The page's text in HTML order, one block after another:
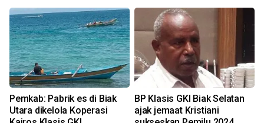
Pemkab: Pabrik es di Biak
Utara dikelola Koperasi
BP Klasis GKI Biak Selatan
ajak jemaat Kristiani